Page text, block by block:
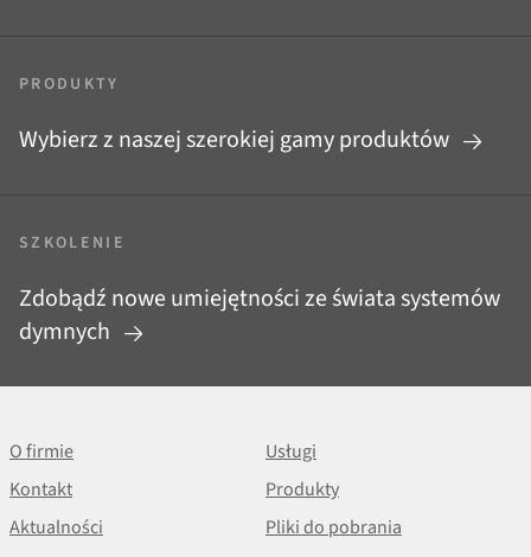
PRODUKTY
Wybierz z naszej szerokiej gamy produktów
SZKOLENIE
Zdobądź nowe umiejętności ze świata systemów
dymnych
O firmie
Usługi
Kontakt
Produkty
Aktualności
Pliki do pobrania